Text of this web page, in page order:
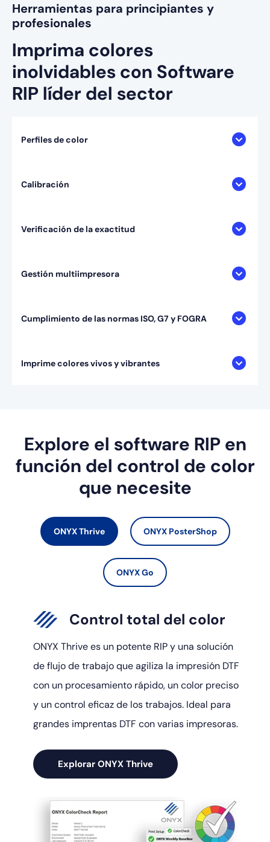
Herramientas para principiantes y
profesionales
Imprima colores
inolvidables con Software
RIP líder del sector
Perfiles de color
Calibración
Verificación de la exactitud
Gestión multiimpresora
Cumplimiento de las normas ISO, G7 y FOGRA
Imprime colores vivos y vibrantes
Explore el software RIP en
función del control de color
que necesite
ONYX Thrive ONYX PosterShop
ONYX Go
Control total del color
ONYX Thrive es un potente RIP y una solución
de flujo de trabajo que agiliza la impresión DTF
con un procesamiento rápido, un color preciso
y un control eficaz de los trabajos. Ideal para
grandes imprentas DTF con varias impresoras.
Explorar ONYX Thrive